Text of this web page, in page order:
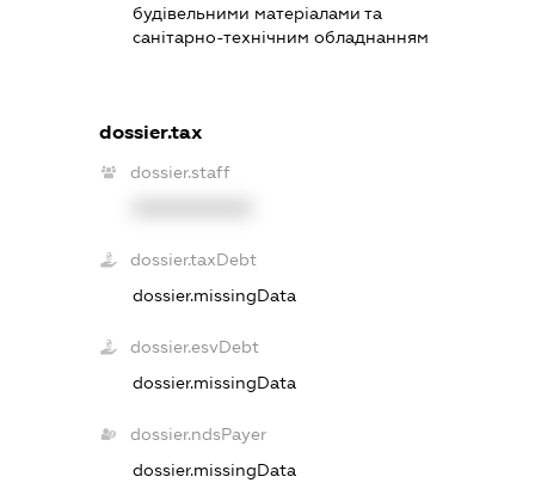
будівельними матеріалами та
санітарно-технічним обладнанням
dossier.tax
dossier.staff
dossier.taxDebt
dossier.missingData
dossier.esvDebt
dossier.missingData
dossier.ndsPayer
dossier.missingData